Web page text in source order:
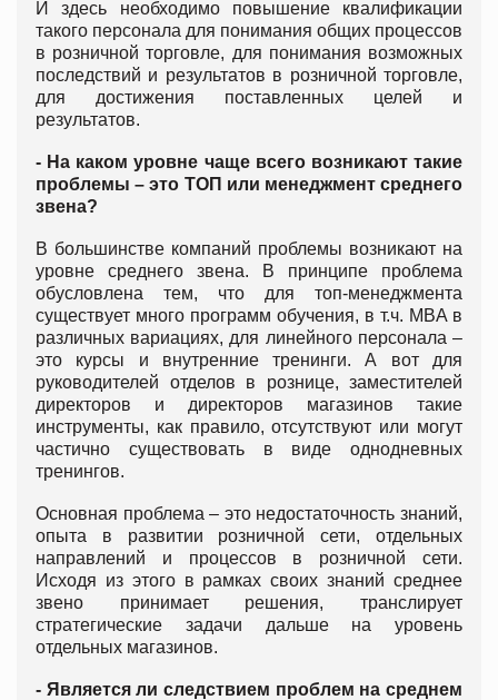
И здесь необходимо повышение квалификации
такого персонала для понимания общих процессов
в розничной торговле, для понимания возможных
последствий и результатов в розничной торговле,
для достижения поставленных целей и
результатов.
- На каком уровне чаще всего возникают такие
проблемы – это ТОП или менеджмент среднего
звена?
В большинстве компаний проблемы возникают на
уровне среднего звена. В принципе проблема
обусловлена тем, что для топ-менеджмента
существует много программ обучения, в т.ч. MBA в
различных вариациях, для линейного персонала –
это курсы и внутренние тренинги. А вот для
руководителей отделов в рознице, заместителей
директоров и директоров магазинов такие
инструменты, как правило, отсутствуют или могут
частично существовать в виде однодневных
тренингов.
Основная проблема – это недостаточность знаний,
опыта в развитии розничной сети, отдельных
направлений и процессов в розничной сети.
Исходя из этого в рамках своих знаний среднее
звено принимает решения, транслирует
стратегические задачи дальше на уровень
отдельных магазинов.
- Является ли следствием проблем на среднем